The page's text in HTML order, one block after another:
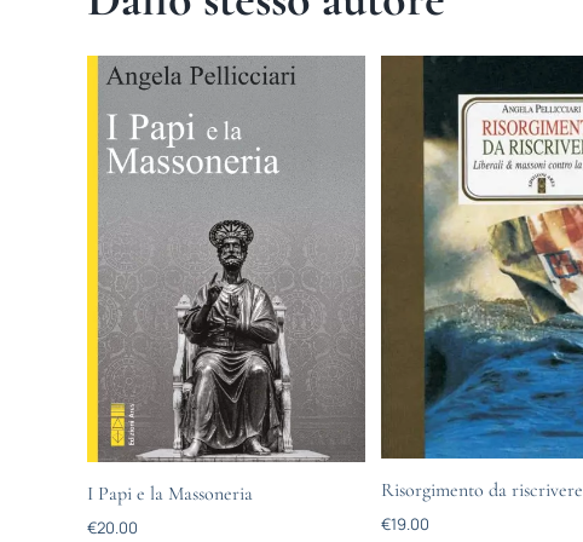
I Papi e la Massoneria
€20.00
Risorgimento da riscrivere
€19.00